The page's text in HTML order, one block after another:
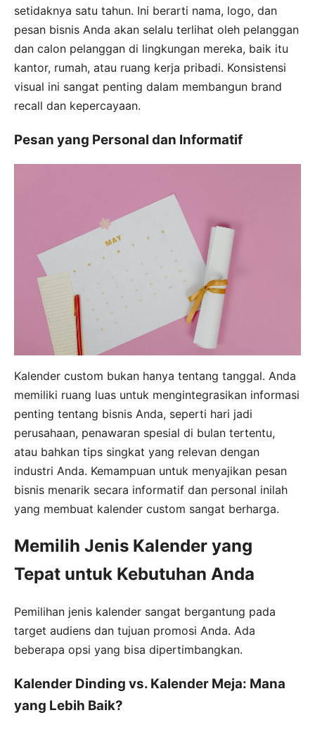
setidaknya satu tahun. Ini berarti nama, logo, dan
pesan bisnis Anda akan selalu terlihat oleh pelanggan
dan calon pelanggan di lingkungan mereka, baik itu
kantor, rumah, atau ruang kerja pribadi. Konsistensi
visual ini sangat penting dalam membangun brand
recall dan kepercayaan.
Pesan yang Personal dan Informatif
Kalender custom bukan hanya tentang tanggal. Anda
memiliki ruang luas untuk mengintegrasikan informasi
penting tentang bisnis Anda, seperti hari jadi
perusahaan, penawaran spesial di bulan tertentu,
atau bahkan tips singkat yang relevan dengan
industri Anda. Kemampuan untuk menyajikan pesan
bisnis menarik secara informatif dan personal inilah
yang membuat kalender custom sangat berharga.
Memilih Jenis Kalender yang
Tepat untuk Kebutuhan Anda
Pemilihan jenis kalender sangat bergantung pada
target audiens dan tujuan promosi Anda. Ada
beberapa opsi yang bisa dipertimbangkan.
Kalender Dinding vs. Kalender Meja: Mana
yang Lebih Baik?